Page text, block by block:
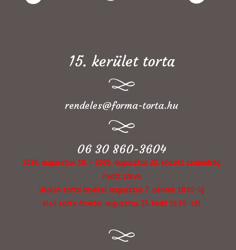
15. kerület torta
rendeles@forma-torta.hu
06 30 860-3604
2026. augusztus 10. - 2026. augusztus 22. között szabadság
miatt zárva
utolsó torta átvétel augusztus 7. péntek 18:30-ig
első torta átvétel augusztus 25. kedd 16:30-tól